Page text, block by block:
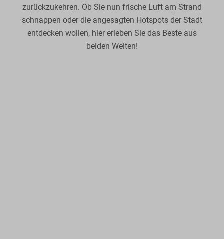
zurückzukehren. Ob Sie nun frische Luft am Strand
schnappen oder die angesagten Hotspots der Stadt
entdecken wollen, hier erleben Sie das Beste aus
beiden Welten!